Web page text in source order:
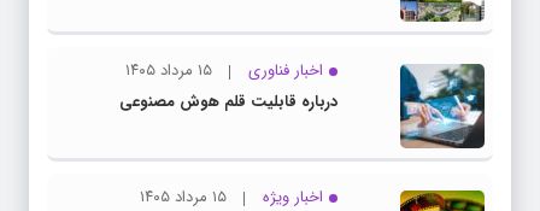
اخبار فناوری
۱۵ مرداد ۱۴۰۵
درباره قابلیت قلم هوش مصنوعی
اخبار ویژه
۱۵ مرداد ۱۴۰۵